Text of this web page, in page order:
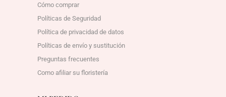
Cómo comprar
Políticas de Seguridad
Política de privacidad de datos
Políticas de envío y sustitución
Preguntas frecuentes
Como afiliar su floristería